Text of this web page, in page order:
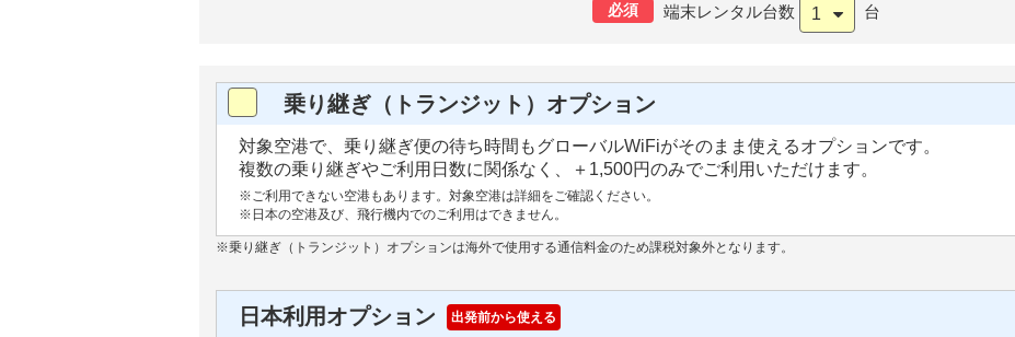
必須 端末レンタル台数 1 台
乗り継ぎ（トランジット）オプション
対象空港で、乗り継ぎ便の待ち時間もグローバルWiFiがそのまま使えるオプションです。
複数の乗り継ぎやご利用日数に関係なく、＋1,500円のみでご利用いただけます。
※ご利用できない空港もあります。対象空港は詳細をご確認ください。
※日本の空港及び、飛行機内でのご利用はできません。
※乗り継ぎ（トランジット）オプションは海外で使用する通信料金のため課税対象外となります。
日本利用オプション 出発前から使える